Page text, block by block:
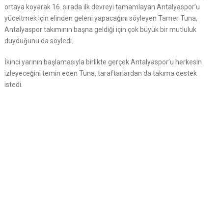
ortaya koyarak 16. sırada ilk devreyi tamamlayan Antalyaspor’u
yüceltmek için elinden geleni yapacağını söyleyen Tamer Tuna,
Antalyaspor takımının başna geldiği için çok büyük bir mutluluk
duyduğunu da söyledi.
İkinci yarının başlamasıyla birlikte gerçek Antalyaspor’u herkesin
izleyeceğini temin eden Tuna, taraftarlardan da takıma destek
istedi.